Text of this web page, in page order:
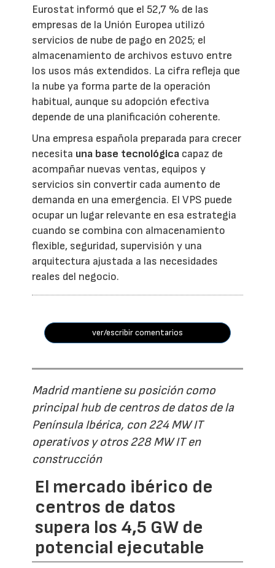
Eurostat informó que el 52,7 % de las
empresas de la Unión Europea utilizó
servicios de nube de pago en 2025; el
almacenamiento de archivos estuvo entre
los usos más extendidos. La cifra refleja que
la nube ya forma parte de la operación
habitual, aunque su adopción efectiva
depende de una planificación coherente.
Una empresa española preparada para crecer
necesita una base tecnológica capaz de
acompañar nuevas ventas, equipos y
servicios sin convertir cada aumento de
demanda en una emergencia. El VPS puede
ocupar un lugar relevante en esa estrategia
cuando se combina con almacenamiento
flexible, seguridad, supervisión y una
arquitectura ajustada a las necesidades
reales del negocio.
ver/escribir comentarios
Madrid mantiene su posición como
principal hub de centros de datos de la
Península Ibérica, con 224 MW IT
operativos y otros 228 MW IT en
construcción
El mercado ibérico de
centros de datos
supera los 4,5 GW de
potencial ejecutable